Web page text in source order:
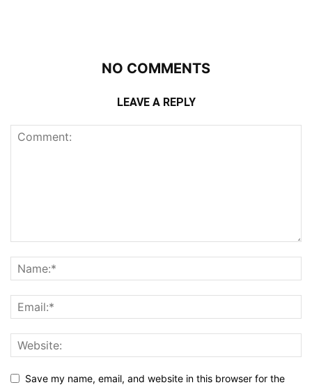
NO COMMENTS
LEAVE A REPLY
Save my name, email, and website in this browser for the